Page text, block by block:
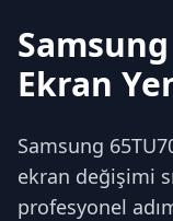
Ekran
Samsung
ekran değişimi
profesyonel